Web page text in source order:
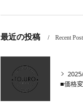
最近の投稿 Recent